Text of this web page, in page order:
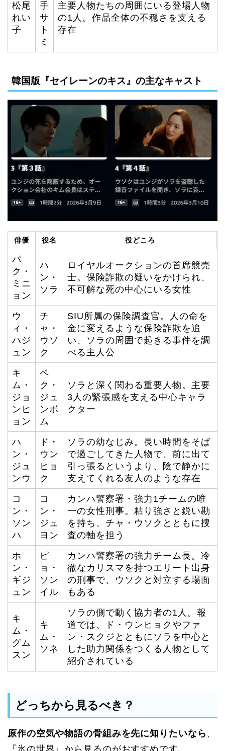
松尾
れい
子
手
サ
ト
ミ
主要人物たちの周囲にいる登場人物
の1人。作品全体の不穏さを支える
存在
韓国版『セイレーンのキス』の主なキャスト
俳優 役名 役どころ
パ
ク・
ミニ
ョン
ハ
ン・
ソラ
ロイヤルオークションの首席競売
士。保険詐欺の疑いをかけられ、
不可解な死の中心にいる女性
ウ
ィ・
ハジ
ュン
チ
ャ・
ウソ
ク
SIU所属の保険調査官。人の命を
金に変えるような保険詐欺を追
い、ソラの周囲で起きる事件を調
べる主人公
キ
ム・
ジョ
ンヒ
ョン
ペ
ク・
ジュ
ンボ
ム
ソラと深く関わる重要人物。主要
3人の緊張感を支える中心キャラ
クター
ハ
ン・
ジュ
ンウ
ド・
ウン
ヒョ
ク
ソラの幼なじみ。長い時間をそば
で過ごしてきた人物で、前に出て
引っ張るというより、陰で静かに
支えてくれる友人のような存在
コ
ン・
ソン
ハ
コ
ン・
ジュ
ヨン
カンハ警察署・強力1チームの唯
一の女性刑事。粘り強さと鋭い勘
を持ち、チャ・ウソクとともに捜
査の軸を担う
ホ
ン・
ギジ
ュン
ピ
ョ・
ソン
イル
カンハ警察署の強力チーム長。冷
徹なカリスマを持つエリート出身
の刑事で、ウソクと対立する場面
もある
キ
ム・
グム
スン
キ
ム・
ソネ
ソラの側で動く協力者の1人。報
道では、ド・ウンヒョクやファ
ン・スクジとともにソラを中心と
した助力関係をつくる人物として
紹介されている
どっちから見るべき？
原作の空気や物語の骨組みを先に知りたいなら 、
『氷の世界』から見るのがおすすめです。